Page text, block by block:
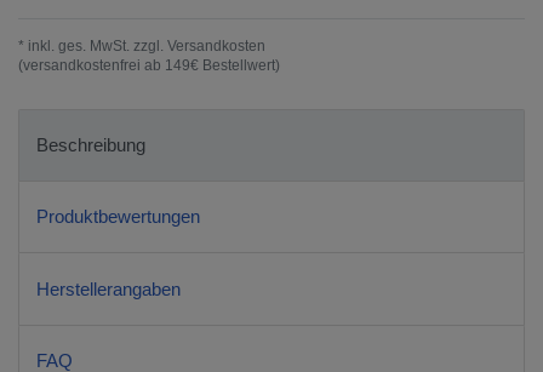
* inkl. ges. MwSt. zzgl. Versandkosten
(versandkostenfrei ab 149€ Bestellwert)
Beschreibung
Produktbewertungen
Herstellerangaben
FAQ